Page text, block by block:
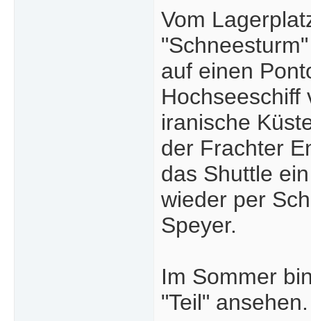
Vom
auf einen
Hochseeschiff
iranische
der Frachter
das Shuttle
wieder per
Speyer.
Im Sommer
"Teil"